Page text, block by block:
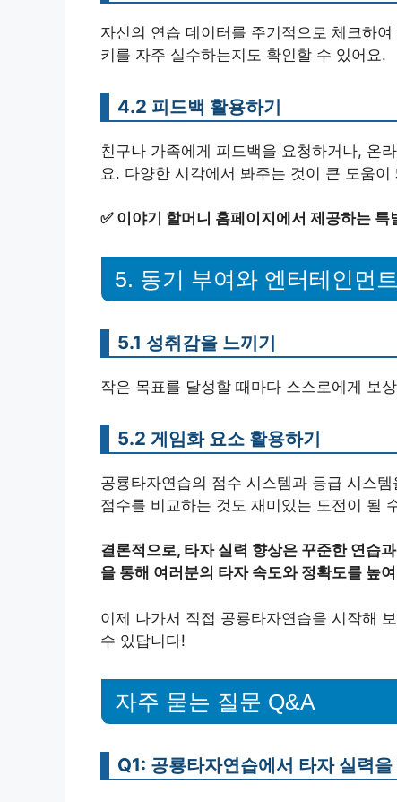
자신의 연습 데이터를 주기적으로 체크하
키를 자주 실수하는지도 확인할 수 있어요.
4.2 피드백 활용하기
친구나 가족에게 피드백을 요청하거나, 온
요. 다양한 시각에서 봐주는 것이 큰 도움이
✅ 이야기 할머니 홈페이지에서 제공하는
5. 동기 부여와 엔터테인먼트
5.1 성취감을 느끼기
작은 목표를 달성할 때마다 스스로에게 보
5.2 게임화 요소 활용하기
공룡타자연습의 점수 시스템과 등급 시스
점수를 비교하는 것도 재미있는 도전이 될
결론적으로, 타자 실력 향상은 꾸준한 연습
을 통해 여러분의 타자 속도와 정확도를 높
이제 나가서 직접 공룡타자연습을 시작해
수 있답니다!
자주 묻는 질문 Q&A
Q1: 공룡타자연습에서 타자 실력